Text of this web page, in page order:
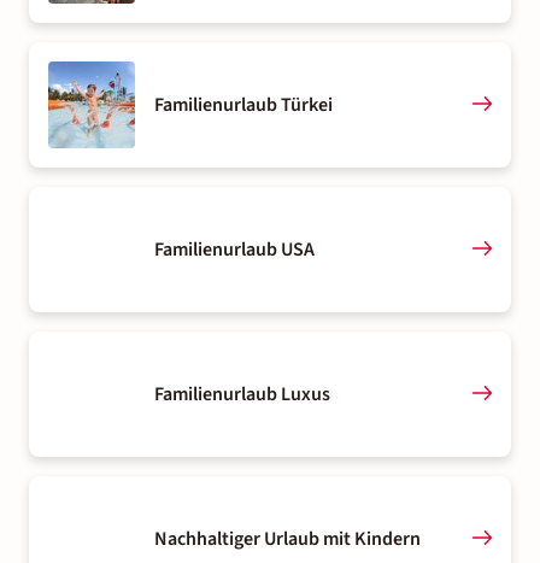
Familienurlaub Türkei
Familienurlaub USA
Familienurlaub Luxus
Nachhaltiger Urlaub mit Kindern